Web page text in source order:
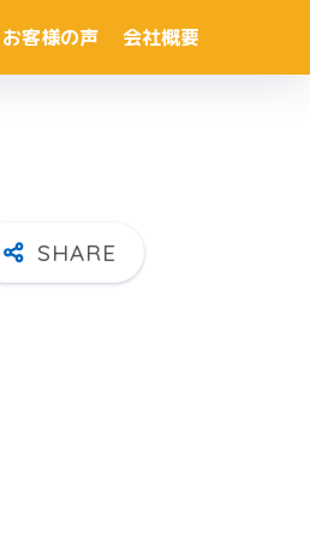
お客様の声 会社概要